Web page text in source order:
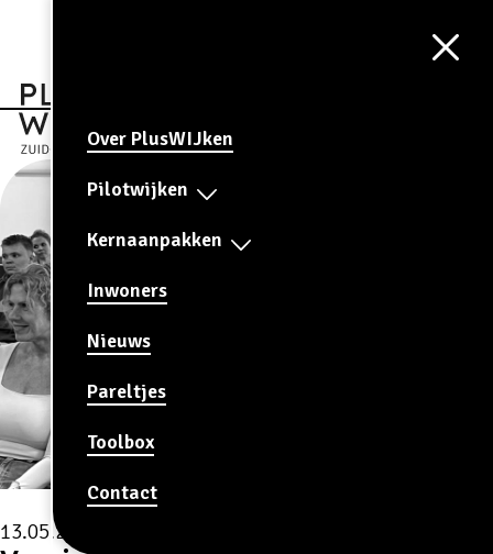
Over PlusWIJken
Pilotwijken
Kernaanpakken
Inwoners
Nieuws
Pareltjes
Toolbox
Contact
CONTRAST AAN
13.05.2026